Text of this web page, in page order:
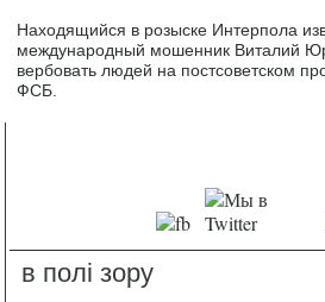
Находящийся в розыске Интерпола
международный мошенник Виталий
вербовать людей на постсоветском
ФСБ.
в полі зору